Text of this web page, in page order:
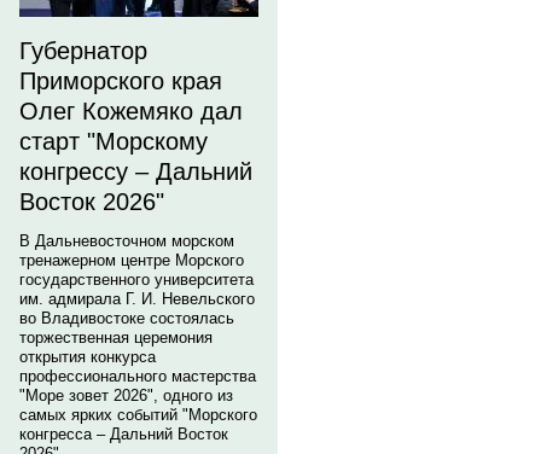
Губернатор
Приморского края
Олег Кожемяко дал
старт "Морскому
конгрессу – Дальний
Восток 2026"
В Дальневосточном морском
тренажерном центре Морского
государственного университета
им. адмирала Г. И. Невельского
во Владивостоке состоялась
торжественная церемония
открытия конкурса
профессионального мастерства
"Море зовет 2026", одного из
самых ярких событий "Морского
конгресса – Дальний Восток